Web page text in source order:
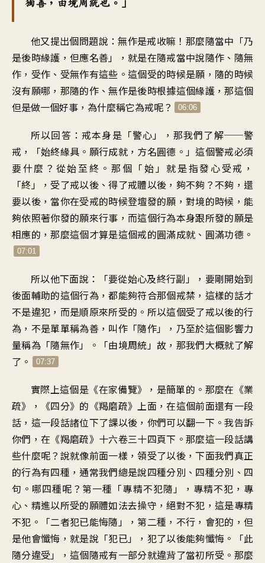
他又提出個問題說：無作是戒收嘛！那麼隨當中「乃
是後時緣護，但應名善」，就是在隨戒當中說隨作、隨無
作，受作、受無作有這些。這個受的時候是願，隨的時候
沒有願哪，那隨的作、無作是後時根據這個緣護，那這個
但是做一個好事，為什麼稱它為戒呢？
06:06
所以回答：戒本身是「警心」，那我們了解──警
戒，「始終緣具。願行成就，方名圓德。」這個警戒必須
要什麼？從始至終。那個「始」就是指發心受戒，
「終」，受了戒以後、得了戒體以後，夠不夠？不夠，還
要以後，當你在受戒的時候登壇發的願，對境的時候，能
夠依照著你發的願來行事，而這個行為本身跟所發的願是
相應的，那麼這個才算是這個戒的圓滿成就、圓滿功德。
07:01
所以他下面說：「要從始心及終行副」，要剛開始到
後面輔助的這個行為，都能夠符合那個戒禁，這樣的話才
不是違犯，而是順原來所受的。所以這個受了戒以後的行
為，不是單單稱為善，叫作「隨作」，乃至於這個影響力
量稱為「隨無作」。「由境周統」故，那我們大概就了解
了。
07:37
實際上這個是《在家備覽》，是簡單的。那麼在《業
疏》，《四分》的《羯磨疏》上面，在這個前面還有一段
話，這一段話諸位下了課以後，你們可以翻一下。我告訴
你們，在《羯磨疏》十六卷三十四頁下。那麼這一段話講
些什麼呢？說就像前面一樣，領受了以後，下面我們真正
的行為有四種，通常我們總是說四種分別、四種分別、四
句。哪四種呢？第一種「專精不犯隨」，專精不犯，專
心、精進以所受的願體如法去操守，絕對不犯，這是專精
不犯。「二者犯已能悔隨」，第二種，不行，會犯的，但
是他會懺悔，就是說「犯已」，犯了以後能夠懺悔。「此
隨分違受」，這個隨戒有一部分就違背了當初所受。那麼